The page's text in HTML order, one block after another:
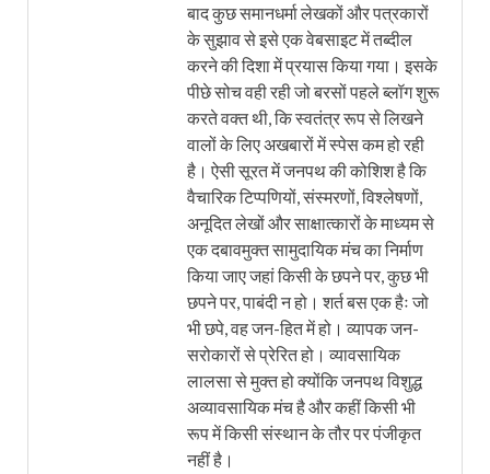
बाद कुछ समानधर्मा लेखकों और पत्रकारों
के सुझाव से इसे एक वेबसाइट में तब्दील
करने की दिशा में प्रयास किया गया। इसके
पीछे सोच वही रही जो बरसों पहले ब्लॉग शुरू
करते वक्त थी, कि स्वतंत्र रूप से लिखने
वालों के लिए अखबारों में स्पेस कम हो रही
है। ऐसी सूरत में जनपथ की कोशिश है कि
वैचारिक टिप्पणियों, संस्मरणों, विश्लेषणों,
अनूदित लेखों और साक्षात्कारों के माध्यम से
एक दबावमुक्त सामुदायिक मंच का निर्माण
किया जाए जहां किसी के छपने पर, कुछ भी
छपने पर, पाबंदी न हो। शर्त बस एक हैः जो
भी छपे, वह जन-हित में हो। व्यापक जन-
सरोकारों से प्रेरित हो। व्यावसायिक
लालसा से मुक्त हो क्योंकि जनपथ विशुद्ध
अव्यावसायिक मंच है और कहीं किसी भी
रूप में किसी संस्थान के तौर पर पंजीकृत
नहीं है।